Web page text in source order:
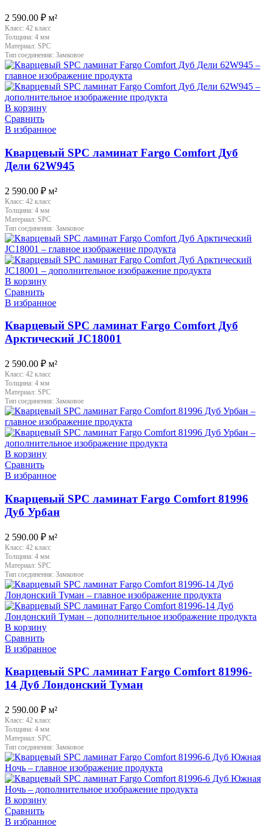
2 590.00 ₽ м²
Класс: 42 класс
Толщина: 4 мм
Материал: SPC
Тип соединения: Замковое
В корзину
Сравнить
В избранное
Кварцевый SPC ламинат Fargo Comfort Дуб
Дели 62W945
2 590.00 ₽ м²
Класс: 42 класс
Толщина: 4 мм
Материал: SPC
Тип соединения: Замковое
В корзину
Сравнить
В избранное
Кварцевый SPC ламинат Fargo Comfort Дуб
Арктический JC18001
2 590.00 ₽ м²
Класс: 42 класс
Толщина: 4 мм
Материал: SPC
Тип соединения: Замковое
В корзину
Сравнить
В избранное
Кварцевый SPC ламинат Fargo Comfort 81996
Дуб Урбан
2 590.00 ₽ м²
Класс: 42 класс
Толщина: 4 мм
Материал: SPC
Тип соединения: Замковое
В корзину
Сравнить
В избранное
Кварцевый SPC ламинат Fargo Comfort 81996-
14 Дуб Лондонский Туман
2 590.00 ₽ м²
Класс: 42 класс
Толщина: 4 мм
Материал: SPC
Тип соединения: Замковое
В корзину
Сравнить
В избранное